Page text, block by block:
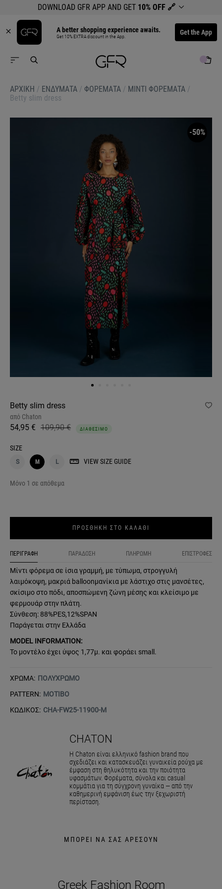
DOWNLOAD GFR APP AND GET 10% OFF 🔗
A better shopping experience awaits.
Get 10% EXTRA discount in the App. Get the App
ΑΡΧΙΚΉ / ΕΝΔΥΜΑΤΑ / ΦΟΡΕΜΑΤΑ / ΜΙΝΤΙ ΦΟΡΕΜΑΤΑ /
Betty slim dress
-50%
Betty slim dress
από Chaton
54,95 € 109,90 € ΔΙΑΘΕΣΙΜΟ
SIZE
S M L VIEW SIZE GUIDE
Μόνο 1 σε απόθεμα
ΠΡΟΣΘΗΚΗ ΣΤΟ ΚΑΛΑΘΙ
ΠΕΡΙΓΡΑΦΗ ΠΑΡΑΔΟΣΗ ΠΛΗΡΩΜΗ ΕΠΙΣΤΡΟΦΕΣ
Μίντι φόρεμα σε ίσια γραμμή, με τύπωμα, στρογγυλή
λαιμόκοψη, μακριά balloonμανίκια με λάστιχο στις μανσέτες,
σκίσιμο στο πόδι, αποσπώμενη ζώνη μέσης και κλείσιμο με
φερμουάρ στην πλάτη.
Σύνθεση: 88%PES,12%SPAN
Παράγεται στην Ελλάδα
MODEL INFORMATION:
Το μοντέλο έχει ύψος 1,77μ. και φοράει small.
ΧΡΩΜΑ: ΠΟΛΥΧΡΩΜΟ
PATTERN: ΜΟΤΙΒΟ
ΚΩΔΙΚΟΣ: CHA-FW25-11900-M
CHATON
Η Chaton είναι ελληνικό fashion brand που
σχεδιάζει και κατασκευάζει γυναικεία ρούχα με
έμφαση στη θηλυκότητα και την ποιότητα
υφασμάτων. Φορέματα, σύνολα και casual
κομμάτια για τη σύγχρονη γυναίκα — από την
καθημερινή εμφάνιση έως την ξεχωριστή
περίσταση.
ΜΠΟΡΕΙ ΝΑ ΣΑΣ ΑΡΕΣΟΥΝ
Greek Fashion Room